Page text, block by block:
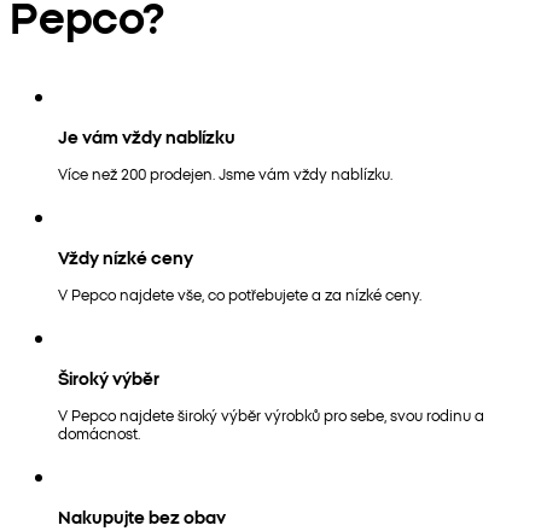
Pepco?
Je vám vždy nablízku
Více než 200 prodejen. Jsme vám vždy nablízku.
Vždy nízké ceny
V Pepco najdete vše, co potřebujete a za nízké ceny.
Široký výběr
V Pepco najdete široký výběr výrobků pro sebe, svou rodinu a
domácnost.
Nakupujte bez obav